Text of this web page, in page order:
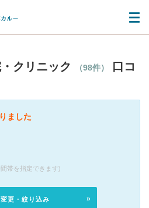
クリニック （98件）
口コ
ました
帯を指定できます)
更・絞り込み